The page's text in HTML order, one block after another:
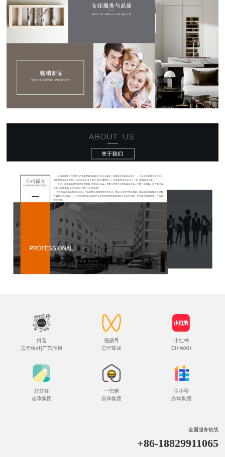
抖音
志华板材|广东欣创
视频号
志华集团
小红书
CHIWAH
好好住
志华集团
一兜糖
志华集团
住小帮
志华集团
全国服务热线
+86-18829911065